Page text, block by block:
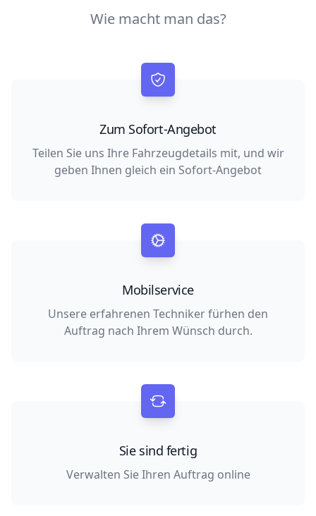
Wie macht man das?
Zum Sofort-Angebot
Teilen Sie uns Ihre Fahrzeugdetails mit, und wir
geben Ihnen gleich ein Sofort-Angebot
Mobilservice
Unsere erfahrenen Techniker fürhen den
Auftrag nach Ihrem Wünsch durch.
Sie sind fertig
Verwalten Sie Ihren Auftrag online